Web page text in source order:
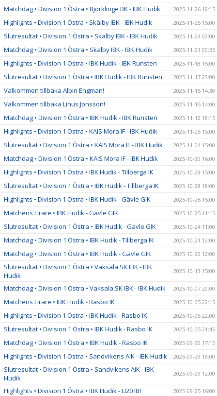
Matchdag • Division 1 Östra • Björklinge BK - IBK Hudik 2025-11-26 19:15
Highlights • Division 1 Östra • Skälby IBK - IBK Hudik 2025-11-25 15:00
Slutresultat • Division 1 Östra • Skälby IBK - IBK Hudik 2025-11-24 02:00
Matchdag • Division 1 Östra • Skälby IBK - IBK Hudik 2025-11-21 00:35
Highlights • Division 1 Östra • IBK Hudik - IBK Runsten 2025-11-18 15:00
Slutresultat • Division 1 Östra • IBK Hudik - IBK Runsten 2025-11-17 23:00
Välkommen tillbaka Albin Engman! 2025-11-15 14:30
Välkommen tillbaka Linus Jonsson! 2025-11-15 14:00
Matchdag • Division 1 Östra • IBK Hudik - IBK Runsten 2025-11-12 18:15
Highlights • Division 1 Östra • KAIS Mora IF - IBK Hudik 2025-11-05 15:00
Slutresultat • Division 1 Östra • KAIS Mora IF - IBK Hudik 2025-11-04 15:00
Matchdag • Division 1 Östra • KAIS Mora IF - IBK Hudik 2025-10-30 16:00
Highlights • Division 1 Östra • IBK Hudik - Tillberga IK 2025-10-29 15:00
Slutresultat • Division 1 Östra • IBK Hudik - Tillberga IK 2025-10-28 18:00
Highlights • Division 1 Östra • IBK Hudik - Gävle GIK 2025-10-26 15:00
Matchens Lirare • IBK Hudik - Gävle GIK 2025-10-25 11:15
Slutresultat • Division 1 Östra • IBK Hudik - Gävle GIK 2025-10-24 11:00
Matchdag • Division 1 Östra • IBK Hudik - Tillberga IK 2025-10-21 12:00
Matchdag • Division 1 Östra • IBK Hudik - Gävle GIK 2025-10-20 12:00
Slutresultat • Division 1 Östra • Vaksala SK IBK - IBK
Hudik
2025-10-13 15:00
Matchdag • Division 1 Östra • Vaksala SK IBK - IBK Hudik 2025-10-07 20:00
Matchens Lirare • IBK Hudik - Rasbo IK 2025-10-05 22:15
Highlights • Division 1 Östra • IBK Hudik - Rasbo IK 2025-10-05 22:00
Slutresultat • Division 1 Östra • IBK Hudik - Rasbo IK 2025-10-05 21:45
Matchdag • Division 1 Östra • IBK Hudik - Rasbo IK 2025-09-30 17:15
Highlights • Division 1 Östra • Sandvikens AIK - IBK Hudik 2025-09-29 18:00
Slutresultat • Division 1 Östra • Sandvikens AIK - IBK
Hudik
2025-09-29 12:00
Highlights • Division 1 Östra • IBK Hudik - LI20 IBF 2025-09-25 16:00